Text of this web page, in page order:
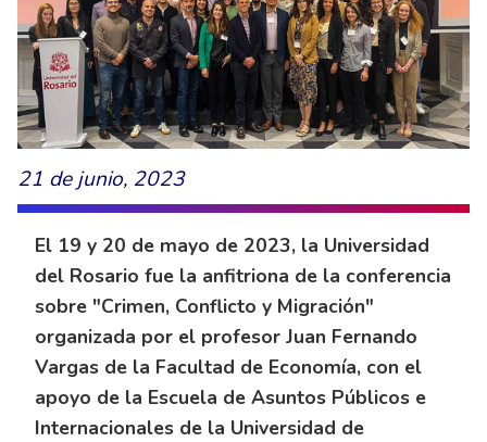
21 de junio, 2023
El 19 y 20 de mayo de 2023, la Universidad
del Rosario fue la anfitriona de la conferencia
sobre "Crimen, Conflicto y Migración"
organizada por el profesor Juan Fernando
Vargas de la Facultad de Economía, con el
apoyo de la Escuela de Asuntos Públicos e
Internacionales de la Universidad de